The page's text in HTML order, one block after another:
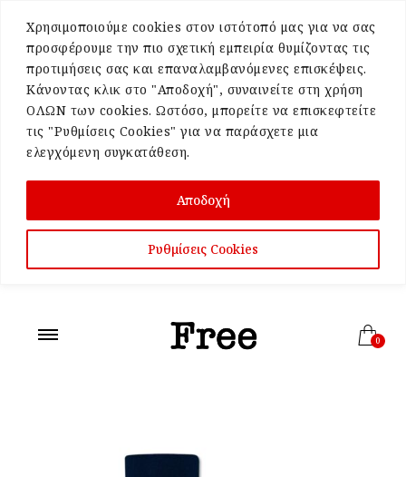
Χρησιμοποιούμε cookies στον ιστότοπό μας για να σας
προσφέρουμε την πιο σχετική εμπειρία θυμίζοντας τις
προτιμήσεις σας και επαναλαμβανόμενες επισκέψεις.
Κάνοντας κλικ στο "Αποδοχή", συναινείτε στη χρήση
ΟΛΩΝ των cookies. Ωστόσο, μπορείτε να επισκεφτείτε
τις "Ρυθμίσεις Cookies" για να παράσχετε μια
ελεγχόμενη συγκατάθεση.
Ρυθμίσεις Cookies
Αποδοχή
0